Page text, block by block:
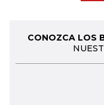
CONOZCA LOS